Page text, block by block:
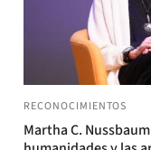
RECONOCIMIENTOS
Martha C.